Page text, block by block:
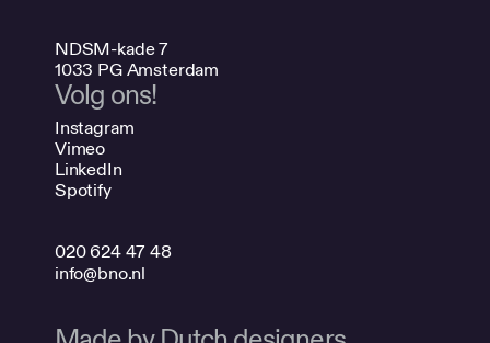
NDSM-kade 7
1033 PG Amsterdam
Volg ons!
Instagram
Vimeo
LinkedIn
Spotify
020 624 47 48
info@bno.nl